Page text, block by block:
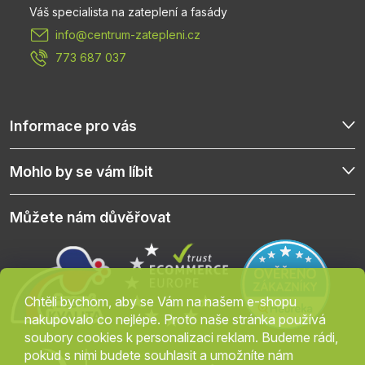
Chtěli bychom, aby se Vám na našem e-shopu
nakupovalo co nejlépe. Proto naše stránka používá
soubory cookies k personalizaci reklam. Budeme rádi,
pokud s nimi budete souhlasit a umožníte nám
info@centrum-zatepleni.cz
773 687 037
Informace pro vás
Mohlo by se vám líbit
Můžete nám důvěřovat